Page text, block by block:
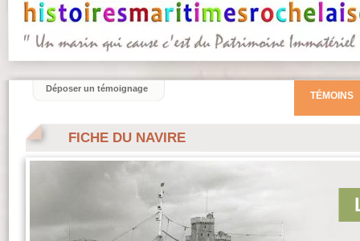
FICHE DU NAVIRE
TÉMOINS
Déposer un témoignage